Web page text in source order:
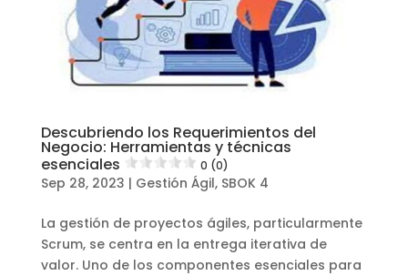
Descubriendo los Requerimientos del
Negocio: Herramientas y técnicas
esenciales
0 (0)
Sep 28, 2023 | Gestión Ágil, SBOK 4
La gestión de proyectos ágiles, particularmente
Scrum, se centra en la entrega iterativa de
valor. Uno de los componentes esenciales para